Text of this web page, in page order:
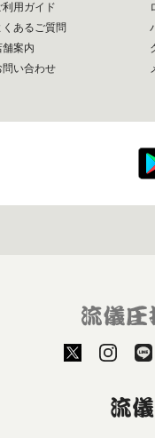
利用ガイド
くあるご質問
舗案内
問い合わせ